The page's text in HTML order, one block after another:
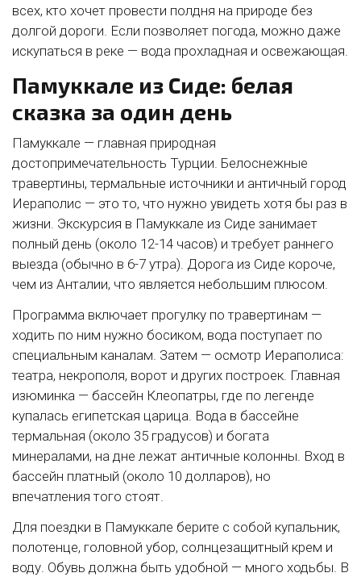
всех, кто хочет провести полдня на природе без
долгой дороги. Если позволяет погода, можно даже
искупаться в реке — вода прохладная и освежающая.
Памуккале из Сиде: белая
сказка за один день
Памуккале — главная природная
достопримечательность Турции. Белоснежные
травертины, термальные источники и античный город
Иераполис — это то, что нужно увидеть хотя бы раз в
жизни. Экскурсия в Памуккале из Сиде занимает
полный день (около 12-14 часов) и требует раннего
выезда (обычно в 6-7 утра). Дорога из Сиде короче,
чем из Анталии, что является небольшим плюсом.
Программа включает прогулку по травертинам —
ходить по ним нужно босиком, вода поступает по
специальным каналам. Затем — осмотр Иераполиса:
театра, некрополя, ворот и других построек. Главная
изюминка — бассейн Клеопатры, где по легенде
купалась египетская царица. Вода в бассейне
термальная (около 35 градусов) и богата
минералами, на дне лежат античные колонны. Вход в
бассейн платный (около 10 долларов), но
впечатления того стоят.
Для поездки в Памуккале берите с собой купальник,
полотенце, головной убор, солнцезащитный крем и
воду. Обувь должна быть удобной — много ходьбы. В